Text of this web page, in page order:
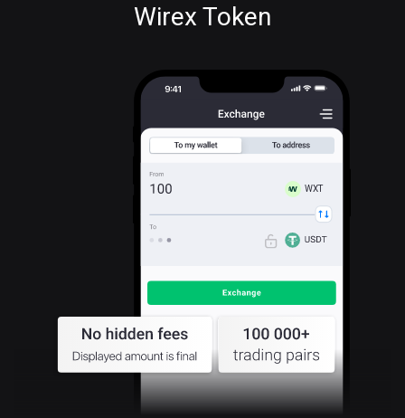
Wirex Token
WXT